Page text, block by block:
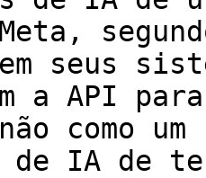
seus
a API
como
de IA de